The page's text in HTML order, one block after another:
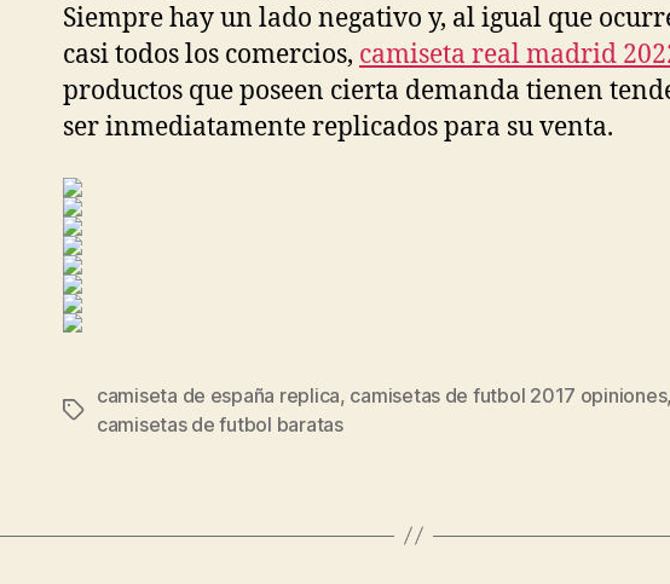
Siempre hay un lado negativo y, al igual que
casi todos los comercios, camiseta real madrid
productos que poseen cierta demanda tienen
ser inmediatamente replicados para su venta.
Etiquetas
camiseta de españa replica, camisetas de futbol 2017 opiniones,
camisetas de futbol baratas